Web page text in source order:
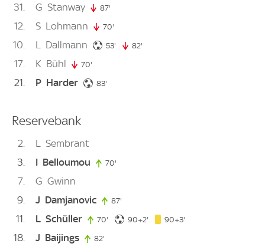
31
G Stanway 87'
12 S Lohmann 70'
10 L Dallmann 53' 53. minute
82'
17 K Bühl 70'
21 P Harder 83'
Reservebank
2 L Sembrant
3
I Belloumou 70'
7 G Gwinn
9
J Damjanovic 87'
11 L Schüller 70' 70. minute
90+2' 92. minute
90+3'
18 J Baijings 82'